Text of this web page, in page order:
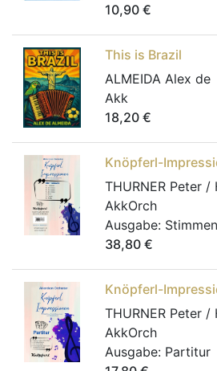
10,90 €
This is Brazil
ALMEIDA Alex de
Akk
18,20 €
Knöpferl-
THURNER Peter /
AkkOrch
Ausgabe:
38,80 €
Knöpferl-
THURNER Peter /
AkkOrch
Ausgabe: Partitur